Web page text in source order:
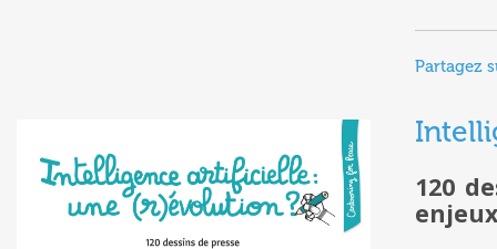
Partagez
120